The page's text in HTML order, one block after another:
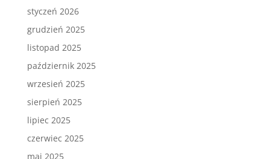
styczeń 2026
grudzień 2025
listopad 2025
październik 2025
wrzesień 2025
sierpień 2025
lipiec 2025
czerwiec 2025
maj 2025